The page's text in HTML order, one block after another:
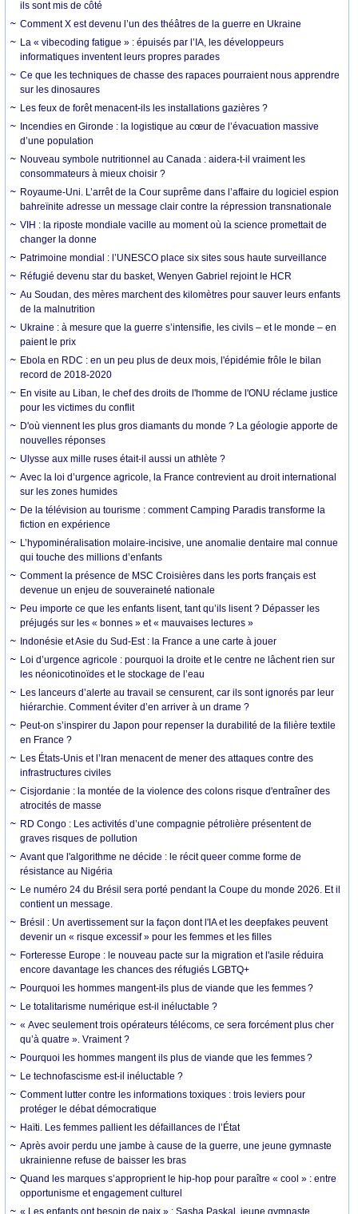
ils sont mis de côté
Comment X est devenu l’un des théâtres de la guerre en Ukraine
La « vibecoding fatigue » : épuisés par l’IA, les développeurs
informatiques inventent leurs propres parades
Ce que les techniques de chasse des rapaces pourraient nous apprendre
sur les dinosaures
Les feux de forêt menacent-ils les installations gazières ?
Incendies en Gironde : la logistique au cœur de l’évacuation massive
d’une population
Nouveau symbole nutritionnel au Canada : aidera-t-il vraiment les
consommateurs à mieux choisir ?
Royaume-Uni. L’arrêt de la Cour suprême dans l’affaire du logiciel espion
bahreïnite adresse un message clair contre la répression transnationale
VIH : la riposte mondiale vacille au moment où la science promettait de
changer la donne
Patrimoine mondial : l’UNESCO place six sites sous haute surveillance
Réfugié devenu star du basket, Wenyen Gabriel rejoint le HCR
Au Soudan, des mères marchent des kilomètres pour sauver leurs enfants
de la malnutrition
Ukraine : à mesure que la guerre s’intensifie, les civils – et le monde – en
paient le prix
Ebola en RDC : en un peu plus de deux mois, l'épidémie frôle le bilan
record de 2018-2020
En visite au Liban, le chef des droits de l'homme de l'ONU réclame justice
pour les victimes du conflit
D'où viennent les plus gros diamants du monde ? La géologie apporte de
nouvelles réponses
Ulysse aux mille ruses était-il aussi un athlète ?
Avec la loi d’urgence agricole, la France contrevient au droit international
sur les zones humides
De la télévision au tourisme : comment Camping Paradis transforme la
fiction en expérience
L’hypominéralisation molaire-incisive, une anomalie dentaire mal connue
qui touche des millions d’enfants
Comment la présence de MSC Croisières dans les ports français est
devenue un enjeu de souveraineté nationale
Peu importe ce que les enfants lisent, tant qu’ils lisent ? Dépasser les
préjugés sur les « bonnes » et « mauvaises lectures »
Indonésie et Asie du Sud-Est : la France a une carte à jouer
Loi d’urgence agricole : pourquoi la droite et le centre ne lâchent rien sur
les néonicotinoïdes et le stockage de l’eau
Les lanceurs d’alerte au travail se censurent, car ils sont ignorés par leur
hiérarchie. Comment éviter d’en arriver à un drame ?
Peut-on s’inspirer du Japon pour repenser la durabilité de la filière textile
en France ?
Les États-Unis et l’Iran menacent de mener des attaques contre des
infrastructures civiles
Cisjordanie : la montée de la violence des colons risque d'entraîner des
atrocités de masse
RD Congo : Les activités d’une compagnie pétrolière présentent de
graves risques de pollution
Avant que l'algorithme ne décide : le récit queer comme forme de
résistance au Nigéria
Le numéro 24 du Brésil sera porté pendant la Coupe du monde 2026. Et il
contient un message.
Brésil : Un avertissement sur la façon dont l'IA et les deepfakes peuvent
devenir un « risque excessif » pour les femmes et les filles
Forteresse Europe : le nouveau pacte sur la migration et l'asile réduira
encore davantage les chances des réfugiés LGBTQ+
Pourquoi les hommes mangent-ils plus de viande que les femmes ?
Le totalitarisme numérique est-il inéluctable ?
« Avec seulement trois opérateurs télécoms, ce sera forcément plus cher
qu’à quatre ». Vraiment ?
Pourquoi les hommes mangent ils plus de viande que les femmes ?
Le technofascisme est-il inéluctable ?
Comment lutter contre les informations toxiques : trois leviers pour
protéger le débat démocratique
Haïti. Les femmes pallient les défaillances de l’État
Après avoir perdu une jambe à cause de la guerre, une jeune gymnaste
ukrainienne refuse de baisser les bras
Quand les marques s’approprient le hip-hop pour paraître « cool » : entre
opportunisme et engagement culturel
« Les enfants ont besoin de paix » : Sasha Paskal, jeune gymnaste